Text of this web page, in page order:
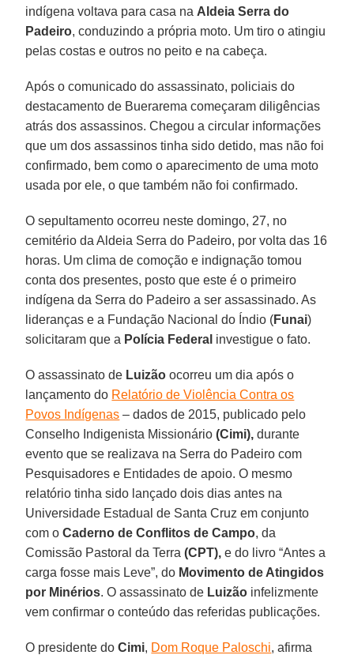
indígena voltava para casa na Aldeia Serra do
Padeiro, conduzindo a própria moto. Um tiro o atingiu
pelas costas e outros no peito e na cabeça.
Após o comunicado do assassinato, policiais do
destacamento de Buerarema começaram diligências
atrás dos assassinos. Chegou a circular informações
que um dos assassinos tinha sido detido, mas não foi
confirmado, bem como o aparecimento de uma moto
usada por ele, o que também não foi confirmado.
O sepultamento ocorreu neste domingo, 27, no
cemitério da Aldeia Serra do Padeiro, por volta das 16
horas. Um clima de comoção e indignação tomou
conta dos presentes, posto que este é o primeiro
indígena da Serra do Padeiro a ser assassinado. As
lideranças e a Fundação Nacional do Índio (Funai)
solicitaram que a Polícia Federal investigue o fato.
O assassinato de Luizão ocorreu um dia após o
lançamento do Relatório de Violência Contra os
Povos Indígenas – dados de 2015, publicado pelo
Conselho Indigenista Missionário(Cimi), durante
evento que se realizava na Serra do Padeiro com
Pesquisadores e Entidades de apoio. O mesmo
relatório tinha sido lançado dois dias antes na
Universidade Estadual de Santa Cruz em conjunto
com oCaderno de Conflitos de Campo, da
Comissão Pastoral da Terra(CPT), e do livro “Antes a
carga fosse mais Leve”, do Movimento de Atingidos
por Minérios. O assassinato de Luizão infelizmente
vem confirmar o conteúdo das referidas publicações.
O presidente doCimi, Dom Roque Paloschi, afirma